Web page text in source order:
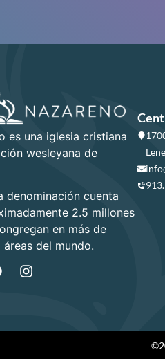
es una iglesia cristiana
wesleyana de
denominación cuenta
2.5 millones
en más de
del mundo.